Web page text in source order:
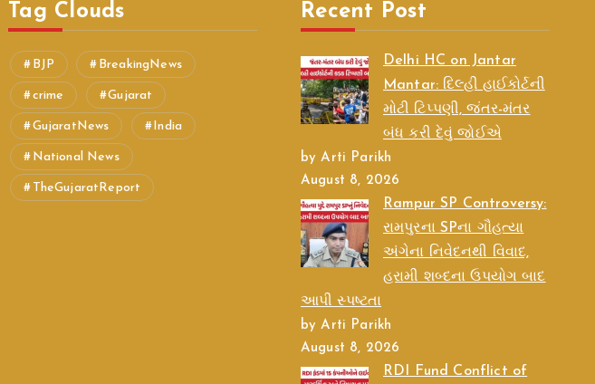
Tag Clouds
BJP BreakingNews
crime Gujarat
GujaratNews India
National News
TheGujaratReport
Recent Post
Delhi HC on Jantar
Mantar: દિલ્હી હાઈકોર્ટની
મોટી ટિપ્પણી, જંતર-મંતર
બંધ કરી દેવું જોઈએ
by Arti Parikh
August 8, 2026
Rampur SP Controversy:
રામપુરના SPના ગૌહત્યા
અંગેના નિવેદનથી વિવાદ,
હરામી શબ્દના ઉપયોગ બાદ
આપી સ્પષ્ટતા
by Arti Parikh
August 8, 2026
RDI Fund Conflict of